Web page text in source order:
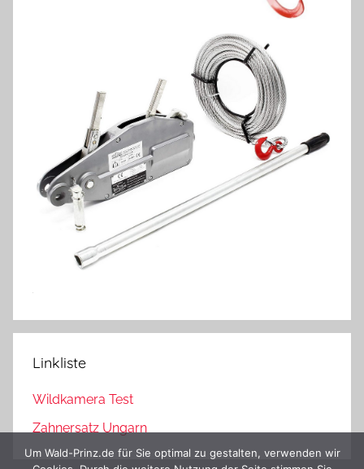
Linkliste
Wildkamera Test
Zahnersatz Ungarn
Um Wald-Prinz.de für Sie optimal zu gestalten, verwenden wir